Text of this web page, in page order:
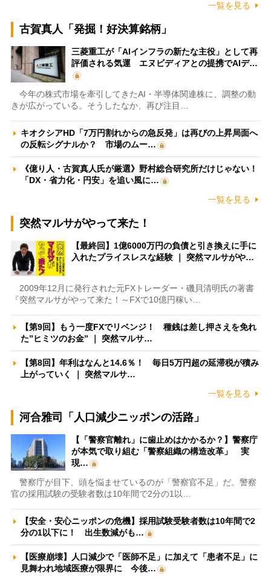
一覧を見る
古賀真人「発掘！好決算銘柄」
三菱重工が「AIインフラの新たな主役」として再
評価される気運 エヌビディアとの提携でAIデ…
今年の株式市場を牽引してきたAI・半導体関連株に、調整の動
きが広がっている。そうしたなか、再び注目…
キオクシアHD「7万円割れからの急反発」は再びの上昇局面へ
の反転シグナルか？ 市場のムー…
《億り人・古賀真人氏が厳選》野村総合研究所だけじゃない！
「DX・省力化・円安」を追い風に…
一覧を見る
突然マルサがやって来た！
【最終回】1億6000万円の負債と引き換えに手に
入れたプライスレスな経験 ｜ 突然マルサがや…
2009年12月に発行された元FXトレーダー・磯貝清明氏の著書
『突然マルサがやって来た！～FXで10億円稼い…
【第9回】もう一度FXでリベンジ！ 種銭は差し押さえを免れ
た”ヒミツのお金” ｜ 突然マルサ…
【第8回】年利はなんと14.6％！ 毎日5万円超の延滞税が積み
上がっていく ｜ 突然マルサ…
一覧を見る
河合雅司「人口減少ニッポンの活路」
【「警察官離れ」に歯止めはかかるか？】警察庁
が本気で取り組む「警察組織の構造改革」 実
現…
警察庁が目下、頭を悩ませているのが「警察官不足」だ。警察
官の採用試験の受験者数は10年間で2分の1以…
【安全・安心ニッポンの危機】採用試験受験者数は10年間で2
分の1以下に！ 出生数減がも…
【医療崩壊】人口減少で「医師不足」に加えて「患者不足」に
見舞われ地域医療が限界に 今後…